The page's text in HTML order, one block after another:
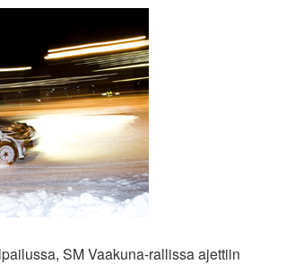
SM Vaakuna-rallissa ajettiin